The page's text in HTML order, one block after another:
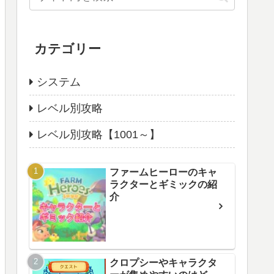
カテゴリー
システム
レベル別攻略
レベル別攻略【1001～】
ファームヒーローのキャ
ラクターとギミックの紹
介
クロプシーやキャラクタ